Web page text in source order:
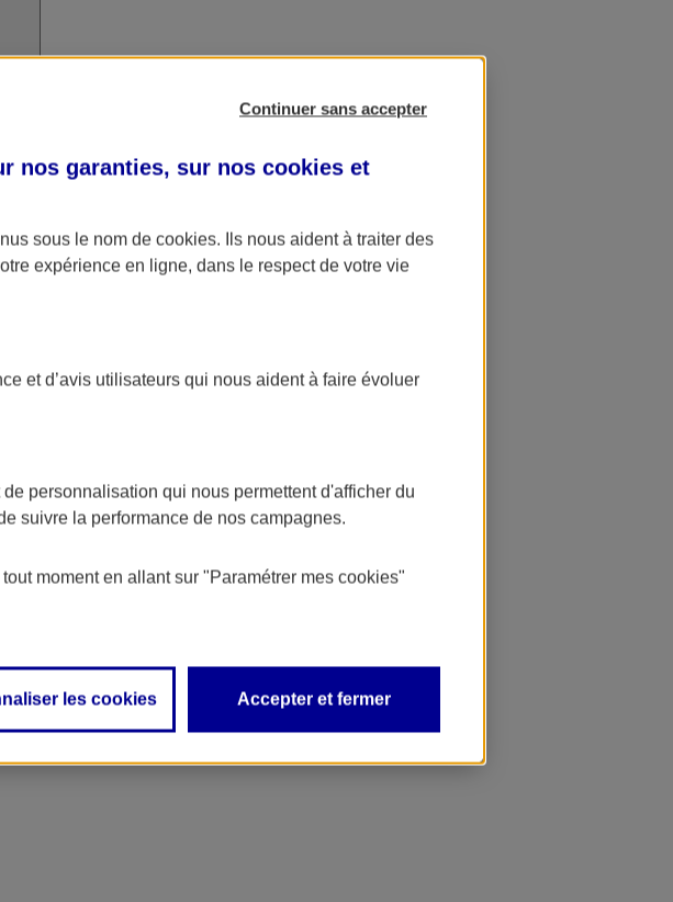
Continuer sans accepter
nos garanties, sur nos cookies et
sous le nom de cookies. Ils nous aident à traiter des
expérience en ligne, dans le respect de votre vie
et d’avis utilisateurs qui nous aident à faire évoluer
de personnalisation qui nous permettent d'afficher du
suivre la performance de nos campagnes.
moment en allant sur "Paramétrer mes cookies"
les cookies Accepter et fermer